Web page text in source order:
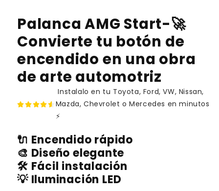
Palanca AMG Start-🚀
Convierte tu botón de
encendido en una obra
de arte automotriz
Instalalo en tu Toyota, Ford, VW, Nissan,
Mazda, Chevrolet o Mercedes en minutos
⚡
🔌 Encendido rápido
🎨 Diseño elegante
🛠️ Fácil instalación
💡 Iluminación LED